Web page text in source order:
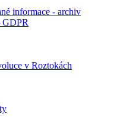
informace - archiv
GDPR
v Roztokách